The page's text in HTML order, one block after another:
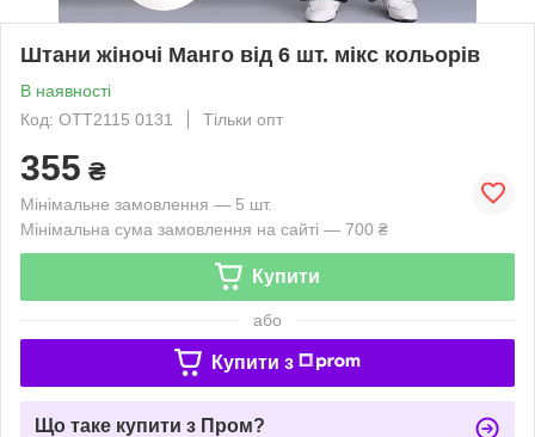
Штани жіночі Манго від 6 шт. мікс кольорів
В наявності
Код: OTT2115 0131
Тільки опт
355 ₴
Мінімальне замовлення — 5 шт.
Мінімальна сума замовлення на сайті — 700 ₴
Купити
або
Купити з
Що таке купити з Пром?